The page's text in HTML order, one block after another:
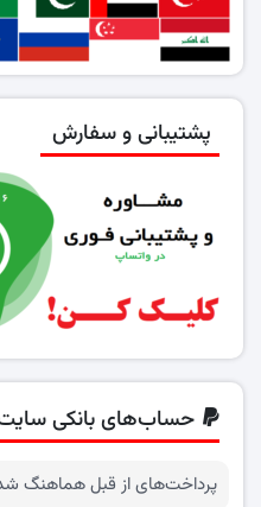
پشتیبانی و سفارش
حساب‌های بانکی
پرداخت‌های از قبل هماهنگ